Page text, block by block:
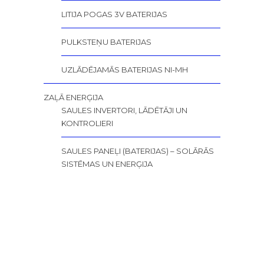
LITIJA POGAS 3V BATERIJAS
PULKSTEŅU BATERIJAS
UZLĀDĒJAMĀS BATERIJAS NI-MH
ZAĻĀ ENERĢIJA
SAULES INVERTORI, LĀDĒTĀJI UN
KONTROLIERI
SAULES PANEĻI (BATERIJAS) – SOLĀRĀS
SISTĒMAS UN ENERĢIJA